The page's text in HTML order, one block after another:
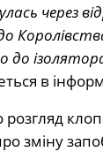
через
до
в
розгляд
зміну